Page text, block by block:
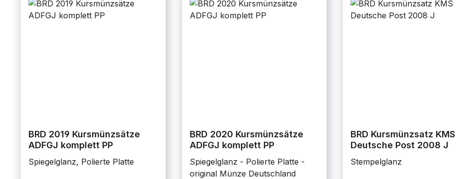
BRD 2019 Kursmünzsätze
ADFGJ komplett PP
Spiegelglanz, Polierte Platte
BRD 2020 Kursmünzsätze
ADFGJ komplett PP
Spiegelglanz - Polierte Platte -
original Münze Deutschland
BRD Kursmünzsatz KMS
Deutsche Post 2008 J
Stempelglanz